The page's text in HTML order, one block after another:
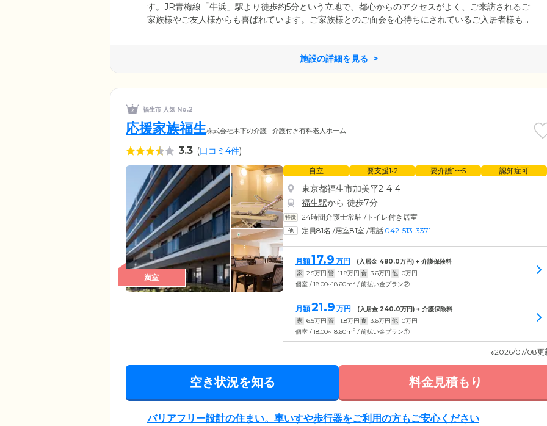
す。JR青梅線「牛浜」駅より徒歩約5分という立地で、都心からのアクセスがよく、ご来訪されるご
家族様やご友人様からも喜ばれています。ご家族様とのご面会を心待ちにされているご入居者様も
まがご自身のペースで心穏やかに暮らせるよう、「その方らしさ」を尊重した支援を大切にしてい
ます。お困りごとがございましたら、いつでもお気軽にお声がけください。
施設の詳細を見る
福生市 人気 No.2
応援家族福生株式会社木下の介護 介護付き有料老人ホーム
3.3 (口コミ4件)
満室
自立 要支援1•2 要介護1〜5 認知症可
東京都福生市加美平2-4-4
福生駅から 徒歩7分
24時間介護士常駐 /トイレ付き居室
定員81名 /居室81室 /電話 042-513-3371
月額17.9 万円 (入居金 480.0万円) + 介護保険料
家 2.5万円 管 11.8万円 食 3.6万円 他 0万円
個室 / 18.00~18.60m2 / 前払い金プラン②
月額21.9 万円 (入居金 240.0万円) + 介護保険料
家 6.5万円 管 11.8万円 食 3.6万円 他 0万円
個室 / 18.00~18.60m2 / 前払い金プラン①
※2026/07/08更
空き状況を知る 料金見積もり
バリアフリー設計の住まい。車いすや歩行器をご利用の方もご安心ください